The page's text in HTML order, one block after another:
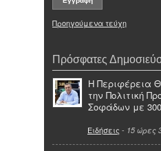
Προηγούμενα τεύχη
Πρόσφατες
Η Περιφέρεια
την Πολιτική
Σοφάδων με
Ειδήσεις - 15 ώρες